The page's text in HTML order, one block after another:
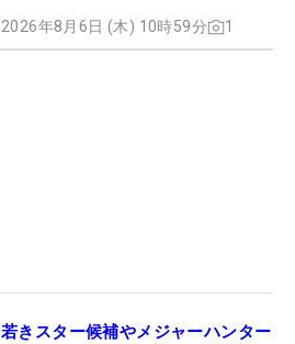
2026年8月6日 (木) 10時59分 1
若きスター候補やメジャーハンター